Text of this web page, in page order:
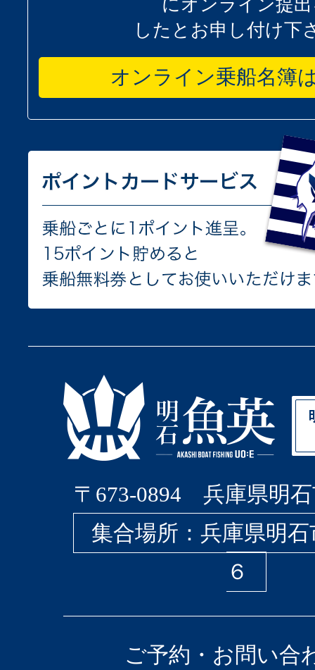
にオンライン提
したとお申し付け下
オンライン乗船名簿
〒673-0894 兵庫県明石
集合場所：兵庫県明
６
ご予約・お問い合